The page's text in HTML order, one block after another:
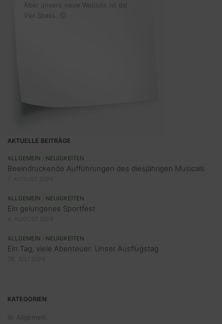
Aber unsere neue Website ist da!
Viel Spass. 🙂
AKTUELLE BEITRÄGE
ALLGEMEIN NEUIGKEITEN
Beeindruckende Aufführungen des diesjährigen Musicals
ALLGEMEIN NEUIGKEITEN
Ein gelungenes Sportfest
ALLGEMEIN NEUIGKEITEN
Ein Tag, viele Abenteuer: Unser Ausflugstag
KATEGORIEN
Allgemein